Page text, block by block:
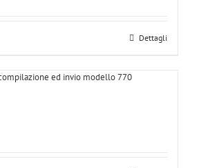
Dettagli